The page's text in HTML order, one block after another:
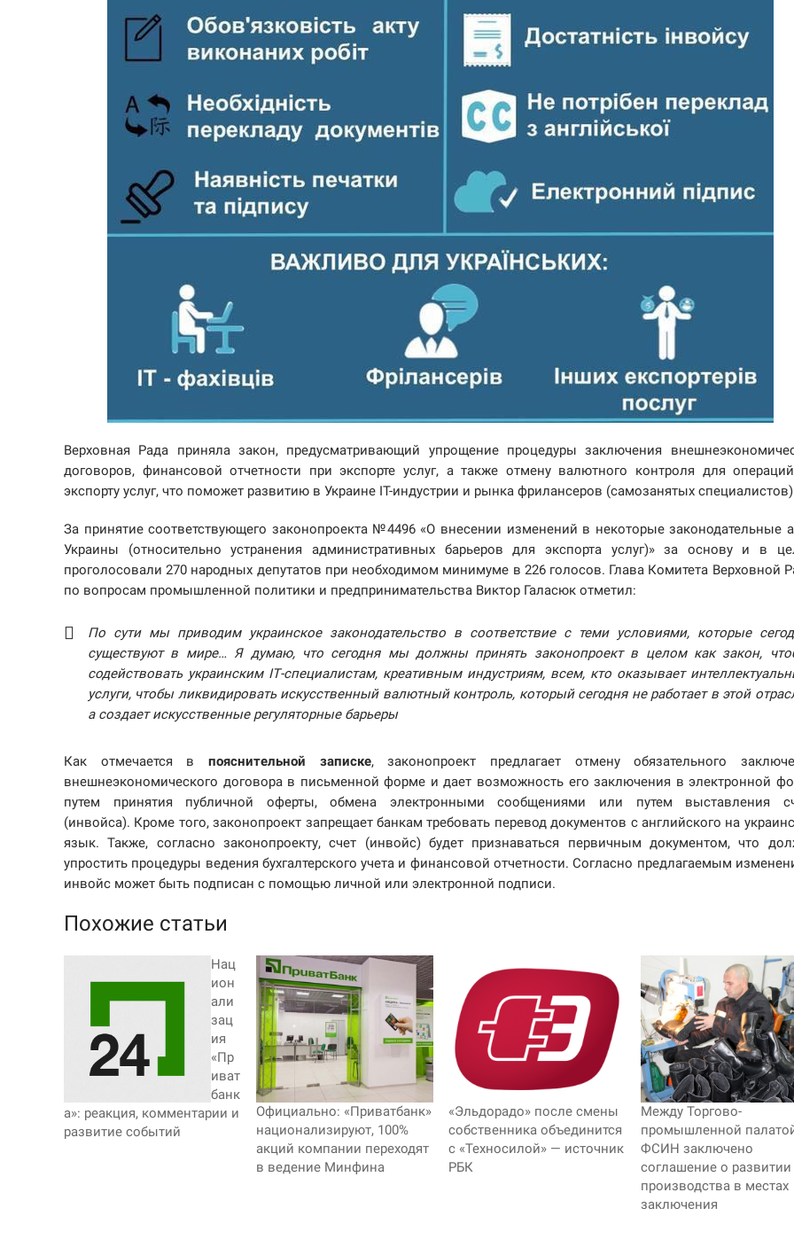
Верховная Рада приняла закон, предусматривающий упрощение процедуры заключения
договоров, финансовой отчетности при экспорте услуг, а также отмену валютного контроля для
экспорту услуг, что поможет развитию в Украине IT-индустрии и рынка фрилансеров (самозанятых
За принятие соответствующего законопроекта №4496 «О внесении изменений в некоторые законодательные
Украины (относительно устранения административных барьеров для экспорта услуг)» за основу и в
проголосовали 270 народных депутатов при необходимом минимуме в 226 голосов. Глава Комитета Верховной
по вопросам промышленной политики и предпринимательства Виктор Галасюк отметил:
По сути мы приводим украинское законодательство в соответствие с теми условиями, которые
существуют в мире… Я думаю, что сегодня мы должны принять законопроект в целом как закон,
содействовать украинским ІТ-специалистам, креативным индустриям, всем, кто оказывает
услуги, чтобы ликвидировать искусственный валютный контроль, который сегодня не работает в этой
а создает искусственные регуляторные барьеры
Как отмечается в пояснительной записке, законопроект предлагает отмену обязательного
внешнеэкономического договора в письменной форме и дает возможность его заключения в электронной
путем принятия публичной оферты, обмена электронными сообщениями или путем выставления
(инвойса). Кроме того, законопроект запрещает банкам требовать перевод документов с английского на
язык. Также, согласно законопроекту, счет (инвойс) будет признаваться первичным документом, что
упростить процедуры ведения бухгалтерского учета и финансовой отчетности. Согласно предлагаемым
инвойс может быть подписан с помощью личной или электронной подписи.
Похожие статьи
Нац
ион
али
зац
ия
«Пр
иват
банк
а»: реакция, комментарии и
развитие событий
Официально: «Приватбанк»
национализируют, 100%
акций компании переходят
в ведение Минфина
«Эльдорадо» после смены
собственника объединится
с «Техносилой» — источник
РБК
Между Торгово-
промышленной
ФСИН заключено
соглашение о развитии
производства в местах
заключения